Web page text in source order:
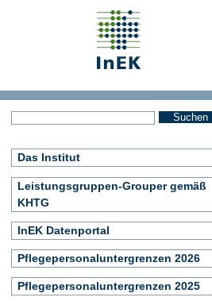
Das Institut
Leistungsgruppen-Grouper gemäß
KHTG
InEK Datenportal
Pflegepersonaluntergrenzen 2026
Pflegepersonaluntergrenzen 2025